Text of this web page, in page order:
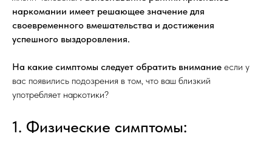
наркомании имеет решающее значение для
своевременного вмешательства и достижения
успешного выздоровления.
На какие симптомы следует обратить внимание если у
вас появились подозрения в том, что ваш близкий
употребляет наркотики?
1. Физические симптомы: